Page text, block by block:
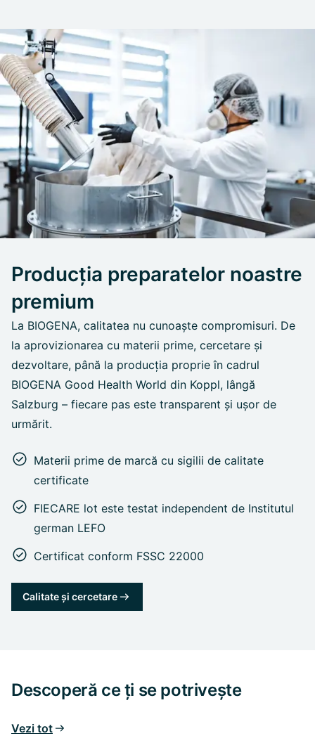
Producția preparatelor noastre
premium
La BIOGENA, calitatea nu cunoaște compromisuri. De
la aprovizionarea cu materii prime, cercetare și
dezvoltare, până la producția proprie în cadrul
BIOGENA Good Health World din Koppl, lângă
Salzburg – fiecare pas este transparent și ușor de
urmărit.
Materii prime de marcă cu sigilii de calitate
certificate
FIECARE lot este testat independent de Institutul
german LEFO
Certificat conform FSSC 22000
Calitate și cercetare
Descoperă ce ți se potrivește
Vezi tot